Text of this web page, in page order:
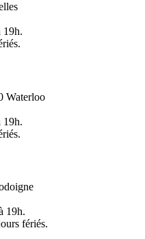
19h.
Waterloo
19h.
19h.
fériés.